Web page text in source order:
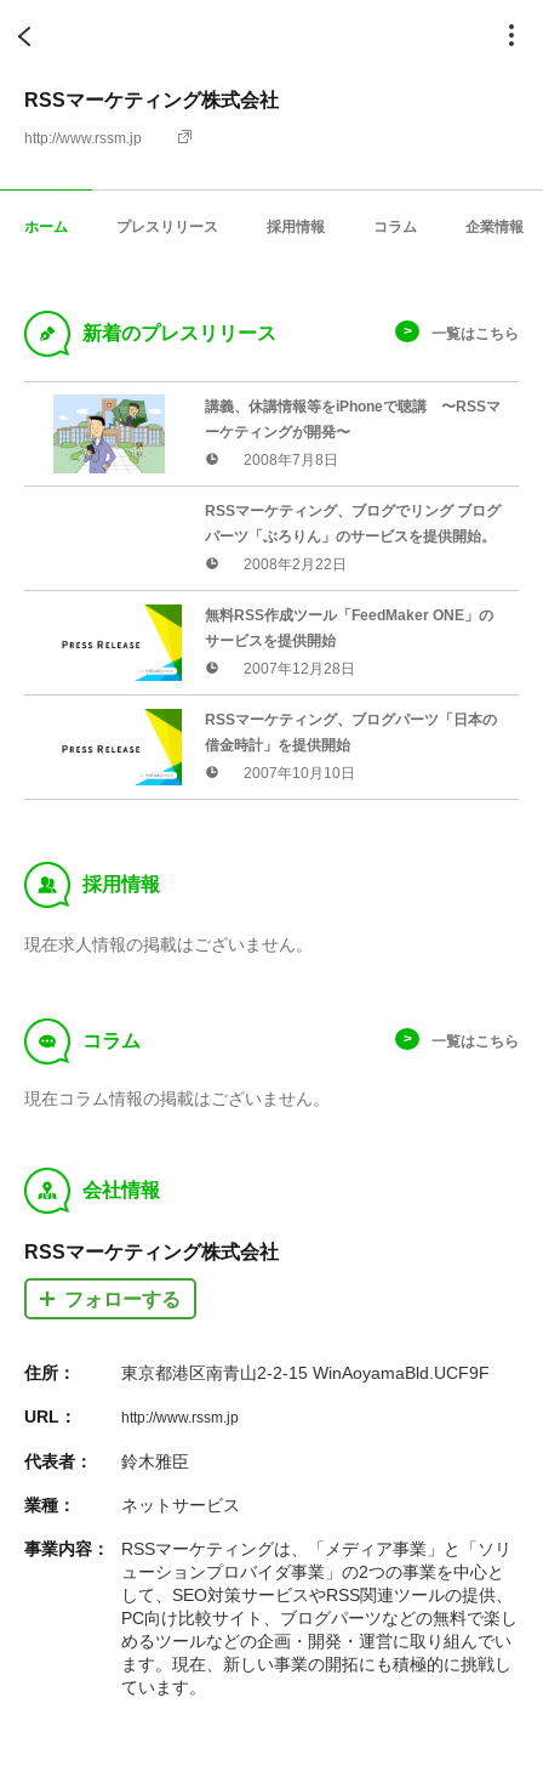
RSSマーケティング株式会社
http://www.rssm.jp
ホーム プレスリリース 採用情報 コラム 企業情報
D 新着のプレスリリース 一覧はこちら
講義、休講情報等をiPhoneで聴講 〜RSSマ
ーケティングが開発〜
2008年7月8日
RSSマーケティング、ブログでリング ブログ
パーツ「ぶろりん」のサービスを提供開始。
2008年2月22日
無料RSS作成ツール「FeedMaker ONE」の
サービスを提供開始
2007年12月28日
RSSマーケティング、ブログパーツ「日本の
借金時計」を提供開始
2007年10月10日
‰ 採用情報
現在求人情報の掲載はございません。
f コラム 一覧はこちら
現在コラム情報の掲載はございません。
y 会社情報
RSSマーケティング株式会社
フォローする
住所： 東京都港区南青山2-2-15 WinAoyamaBld.UCF9F
URL： http://www.rssm.jp
代表者： 鈴木雅臣
業種： ネットサービス
事業内容：
RSSマーケティングは、「メディア事業」と「ソリ
ューションプロバイダ事業」の2つの事業を中心と
して、SEO対策サービスやRSS関連ツールの提供、
PC向け比較サイト、ブログパーツなどの無料で楽し
めるツールなどの企画・開発・運営に取り組んでい
ます。現在、新しい事業の開拓にも積極的に挑戦し
ています。